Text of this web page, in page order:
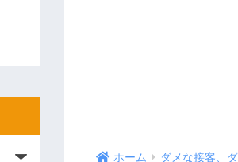
ホーム ダメな接客、